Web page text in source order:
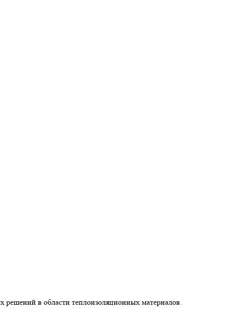
в области теплоизоляционных материалов.